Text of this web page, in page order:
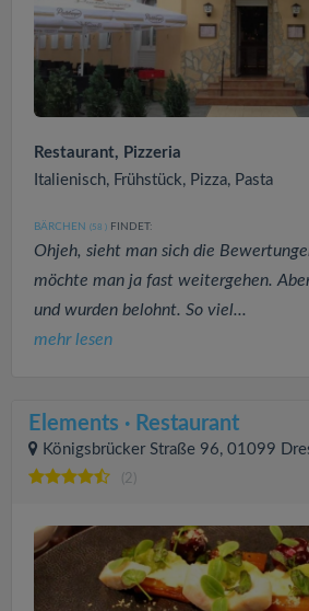
Restaurant, Pizzeria
Italienisch, Frühstück, Pizza, Pasta
BÄRCHEN (58 ) FINDET:
Ohjeh, sieht man sich die
möchte man ja fast weitergehen.
und wurden belohnt. So viel...
mehr lesen
Elements · Restaurant
Königsbrücker Straße 96, 01099
(2)